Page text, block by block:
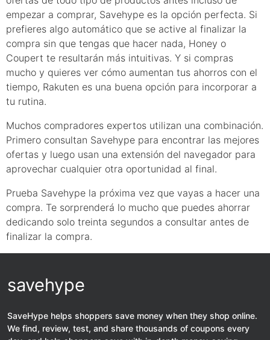
empezar a comprar, Savehype es la opción perfecta. Si
prefieres algo automático que se active al finalizar la
compra sin que tengas que hacer nada, Honey o
Coupert te resultarán más intuitivas. Y si compras
mucho y quieres ver cómo aumentan tus ahorros con el
tiempo, Rakuten es una buena opción para incorporar a
tu rutina.
Muchos compradores expertos utilizan una combinación.
Primero consultan Savehype para encontrar las mejores
ofertas y luego usan una extensión del navegador para
aprovechar cualquier otra oportunidad al final.
Prueba Savehype la próxima vez que vayas a hacer una
compra. Te sorprenderá lo mucho que puedes ahorrar
dedicando solo treinta segundos a consultar antes de
finalizar la compra.
savehype
SaveHype helps shoppers save money when they shop online.
We find, review, test, and share thousands of coupons every